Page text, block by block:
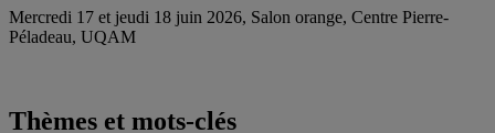
Mercredi 17 et jeudi 18 juin 2026, Salon orange, Centre Pierre-
Péladeau, UQAM
Thèmes et mots-clés